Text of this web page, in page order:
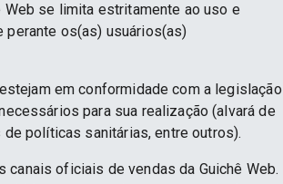
Web se limita estritamente ao uso e
perante os(as) usuários(as)
em conformidade com a legislação
para sua realização (alvará de
políticas sanitárias, entre outros).
oficiais de vendas da Guichê Web.